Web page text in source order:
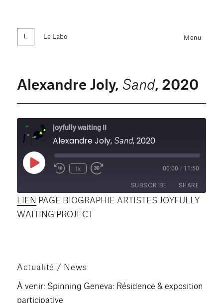
Le Labo Menu
Alexandre Joly, Sand, 2020
joyfully waiting II
Alexandre Joly, Sand, 2020
Play
EpisodeRewind
1x Fast
seconds
00:00 / 11:50
SUBSCRIBE SHARE
SHARE
LIEN PAGE BIOGRAPHIE ARTISTES JOYFULLY
WAITING PROJECT
Actualité / News
À venir: Spinning Geneva: Résidence & exposition
participative